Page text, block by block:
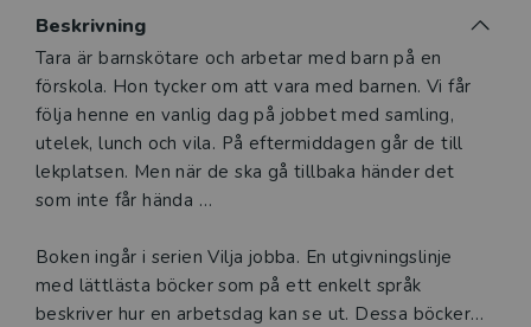
Beskrivning
Beskrivning
Tara är barnskötare och arbetar med barn på en
förskola. Hon tycker om att vara med barnen. Vi får
följa henne en vanlig dag på jobbet med samling,
utelek, lunch och vila. På eftermiddagen går de till
lekplatsen. Men när de ska gå tillbaka händer det
som inte får hända …
Boken ingår i serien Vilja jobba. En utgivningslinje
med lättlästa böcker som på ett enkelt språk
beskriver hur en arbetsdag kan se ut. Dessa böcker